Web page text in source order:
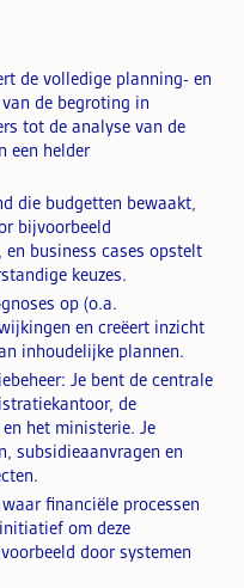
de volledige planning- en
de begroting in
tot de analyse van de
een helder
die budgetten bewaakt,
bijvoorbeeld
business cases opstelt
keuzes.
op (o.a.
en creëert inzicht
inhoudelijke plannen.
Je bent de centrale
de
het ministerie. Je
subsidieaanvragen en
financiële processen
om deze
door systemen